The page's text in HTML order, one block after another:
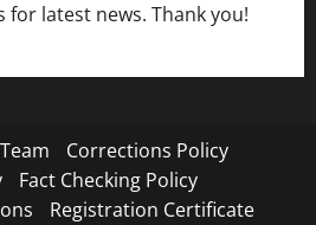
for latest news. Thank you!
Corrections Policy
Fact Checking Policy
Registration Certificate